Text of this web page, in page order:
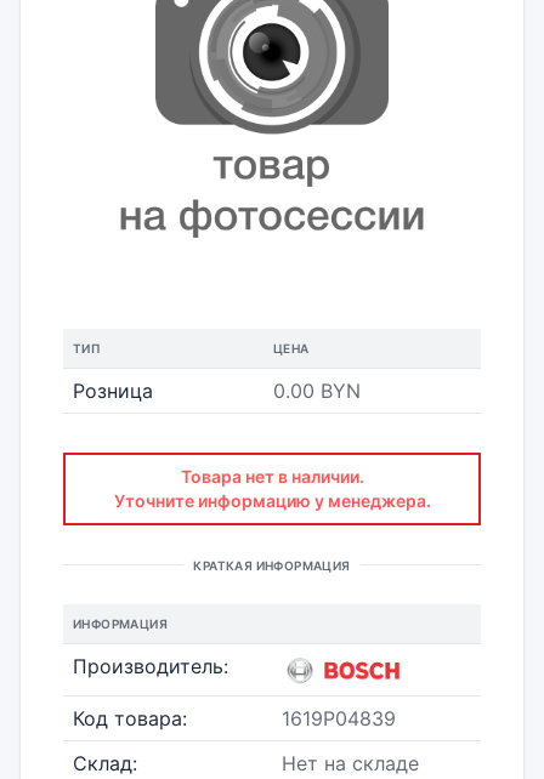
ТИП ЦЕНА
Розница 0.00 BYN
Товара нет в наличии.
Уточните информацию у менеджера.
КРАТКАЯ ИНФОРМАЦИЯ
ИНФОРМАЦИЯ
Производитель:
Код товара:
1619P04839
Склад:
Нет на складе